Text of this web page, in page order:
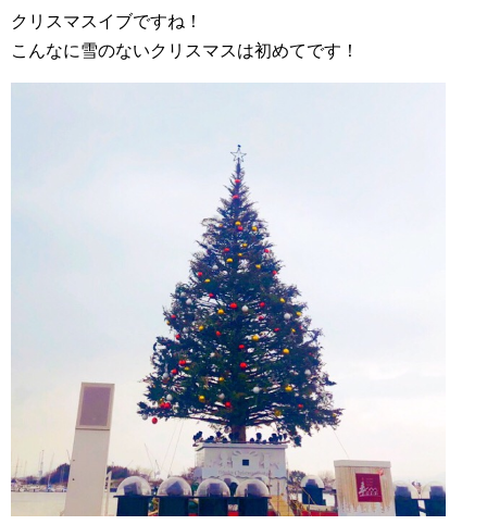
クリスマスイブですね！
こんなに雪のないクリスマスは初めてです！